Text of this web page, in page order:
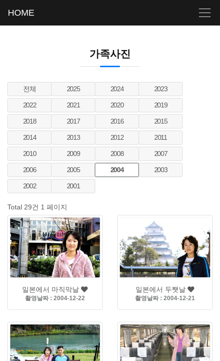
HOME
가족사진
전체 2025 2024 2023
2022 2021 2020 2019
2018 2017 2016 2015
2014 2013 2012 2011
2010 2009 2008 2007
2006 2005 2004 2003
2002 2001
Total 29건 1 페이지
일본에서 마직막날
촬영날짜 : 2004-12-22
일본에서 두쨋날
촬영날짜 : 2004-12-21